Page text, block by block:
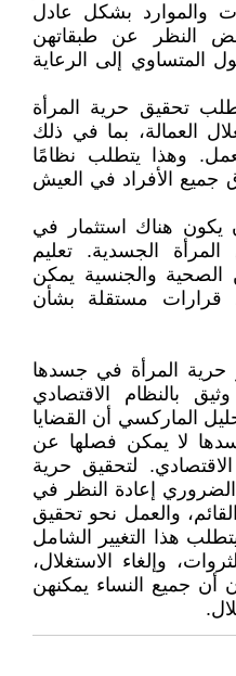
والموارد بشكل عادل
النظر عن طبقاتهن
المتساوي إلى الرعاية
تحقيق حرية المرأة
العمالة، بما في ذلك
وهذا يتطلب نظامًا
جميع الأفراد في العيش
يكون هناك استثمار في
الجسدية. تعليم
الصحية والجنسية يمكن
قرارات مستقلة بشأن
حرية المرأة في جسدها
بالنظام الاقتصادي
الماركسي أن القضايا
لا يمكن فصلها عن
الاقتصادي. لتحقيق حرية
إعادة النظر في
والعمل نحو تحقيق
يتطلب هذا التغيير الشامل
وإلغاء الاستغلال،
أن جميع النساء يمكنهن